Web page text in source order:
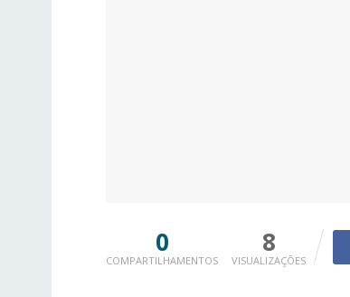
0
COMPARTILHAMENTOS
8
VISUALIZAÇÕES